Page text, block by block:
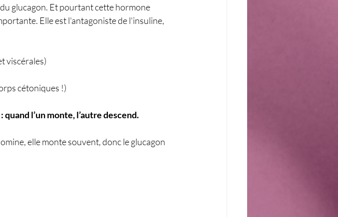
glucagon. Et pourtant cette hormone
Elle est l'antagoniste de l'insuline,
viscérales)
cétoniques !)
l’un monte, l’autre descend.
elle monte souvent, donc le glucagon